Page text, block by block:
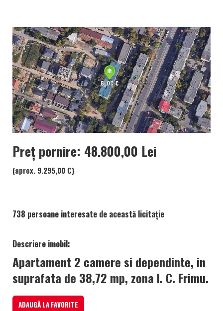
Preț pornire: 48.800,00 Lei
(aprox. 9.295,00 €)
738 persoane interesate de această licitație
Descriere imobil:
Apartament 2 camere si dependinte, in
suprafata de 38,72 mp, zona I. C. Frimu.
ADAUGĂ LA FAVORITE